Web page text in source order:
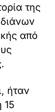
της
από
ήταν
15